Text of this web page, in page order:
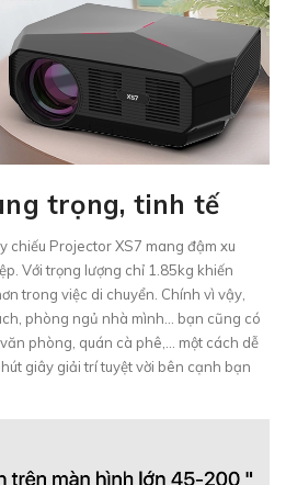
trọng, tinh tế
chiếu Projector XS7 mang đậm xu
Với trọng lượng chỉ 1.85kg khiến
trong việc di chuyển. Chính vì vậy,
phòng ngủ nhà mình… bạn cũng có
phòng, quán cà phê,… một cách dễ
giây giải trí tuyệt vời bên cạnh bạn